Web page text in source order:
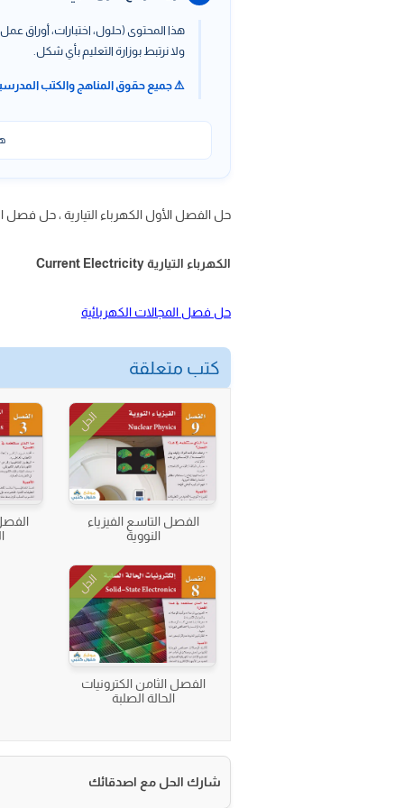
هذا المحتوى (حلول، اختبارات، أوراق
ولا نرتبط بوزارة التعليم بأي شكل.
⚠️ جميع حقوق المناهج والكتب
حل الفصل الأول الكهرباء التيارية ، حل فصل الكهرباء التيارية ثالث
الكهرباء التيارية Current Electricity
حل فصل المجالات الكهربائية
كتب متعلقة
الحل
الفصل التاسع الفيزياء
النووية
الحل
الفصل الثامن الكترونيات
الحالة الصلبة
شارك الحل مع اصدقائك